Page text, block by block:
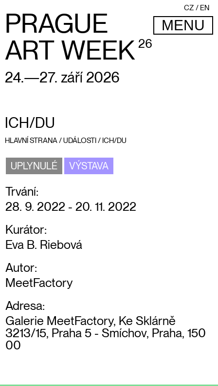
PRAGUE
ART WEEK 26
24.—27. září 2026
CZ EN
MENU
ICH/DU
HLAVNÍ STRANA/UDÁLOSTI/ ICH/DU
UPLYNULÉ VÝSTAVA
Trvání:
28. 9. 2022 - 20. 11. 2022
Kurátor:
Eva B. Riebová
Autor:
MeetFactory
Adresa:
Galerie MeetFactory, Ke Sklárně
3213/15, Praha 5 - Smíchov, Praha, 150
00